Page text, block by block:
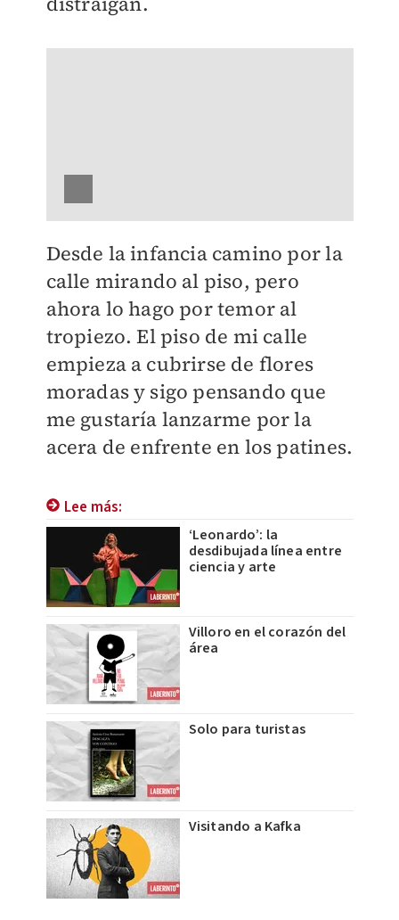
Desde la infancia camino por la
calle mirando al piso, pero
ahora lo hago por temor al
tropiezo. El piso de mi calle
empieza a cubrirse de flores
moradas y sigo pensando que
me gustaría lanzarme por la
acera de enfrente en los patines.
Lee más:
‘Leonardo’: la
desdibujada línea entre
ciencia y arte
Villoro en el corazón del
área
Solo para turistas
Visitando a Kafka